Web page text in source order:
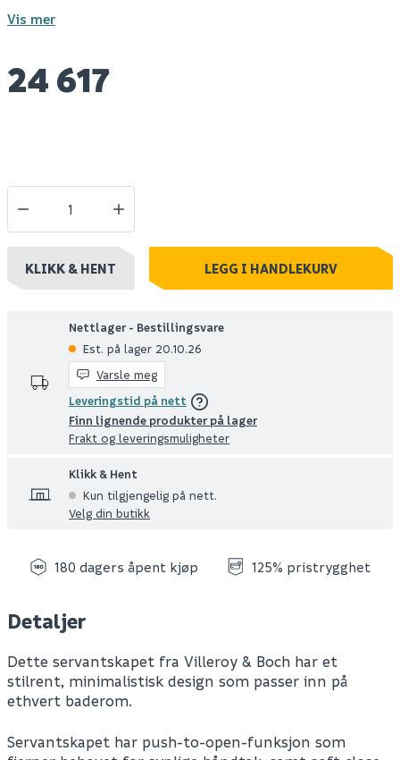
Vis mer
24 617
KLIKK & HENT LEGG I HANDLEKURV
Nettlager - Bestillingsvare
Est. på lager 20.10.26
Varsle meg
Leveringstid på nett
Finn lignende produkter på lager
Frakt og leveringsmuligheter
Klikk & Hent
Kun tilgjengelig på nett.
Velg din butikk
180 dagers åpent kjøp 125% pristrygghet
Detaljer
Dette servantskapet fra Villeroy & Boch har et
stilrent, minimalistisk design som passer inn på
ethvert baderom.
Servantskapet har push-to-open-funksjon som